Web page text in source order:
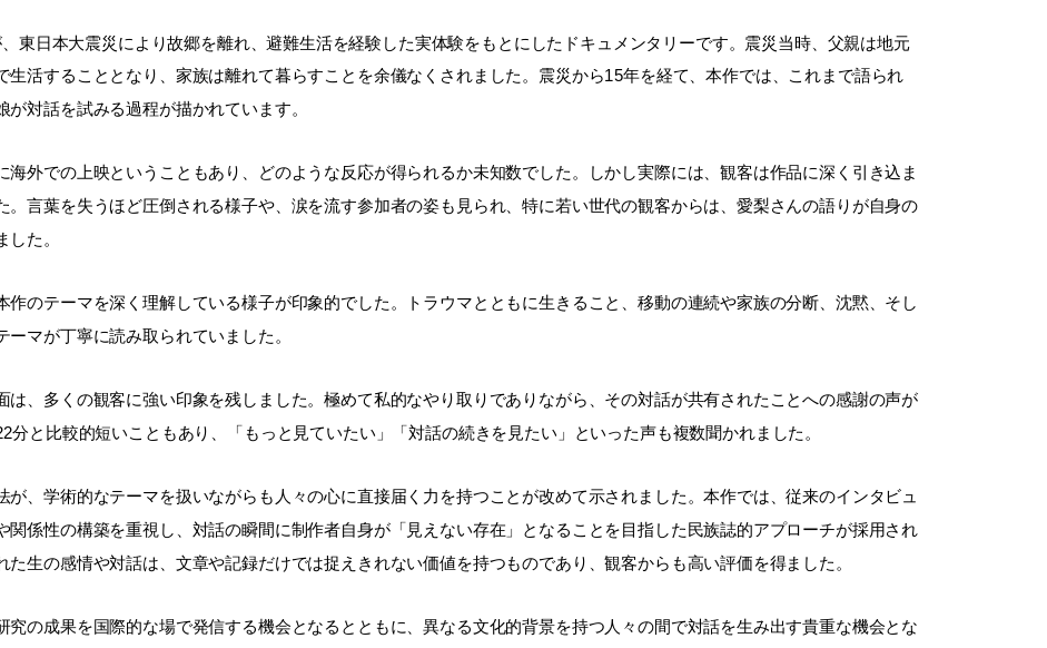
東日本大震災により故郷を離れ、避難生活を経験した実体験をもとにしたドキュメンタリーです。震災当時、父親は地元
生活することとなり、家族は離れて暮らすことを余儀なくされました。震災から15年を経て、本作では、これまで語られ
対話を試みる過程が描かれています。
外での上映ということもあり、どのような反応が得られるか未知数でした。しかし実際には、観客は作品に深く引き込ま
言葉を失うほど圧倒される様子や、涙を流す参加者の姿も見られ、特に若い世代の観客からは、愛梨さんの語りが自身の
た。
のテーマを深く理解している様子が印象的でした。トラウマとともに生きること、移動の連続や家族の分断、沈黙、そし
マが丁寧に読み取られていました。
、多くの観客に強い印象を残しました。極めて私的なやり取りでありながら、その対話が共有されたことへの感謝の声が
分と比較的短いこともあり、「もっと見ていたい」「対話の続きを見たい」といった声も複数聞かれました。
、学術的なテーマを扱いながらも人々の心に直接届く力を持つことが改めて示されました。本作では、従来のインタビュ
関係性の構築を重視し、対話の瞬間に制作者自身が「見えない存在」となることを目指した民族誌的アプローチが採用され
生の感情や対話は、文章や記録だけでは捉えきれない価値を持つものであり、観客からも高い評価を得ました。
の成果を国際的な場で発信する機会となるとともに、異なる文化的背景を持つ人々の間で対話を生み出す貴重な機会とな